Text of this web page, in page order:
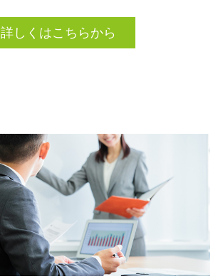
詳しくはこちらから